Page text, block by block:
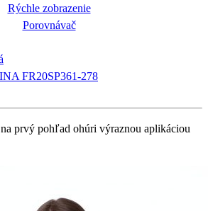
Rýchle zobrazenie
Porovnávač
FR20SP361-278
prvý pohľad ohúri výraznou aplikáciou